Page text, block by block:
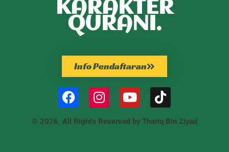
KARAKTER
QURANI.
Info Pendaftaran
© 2026. All Rights Reserved by Thariq Bin Ziyad